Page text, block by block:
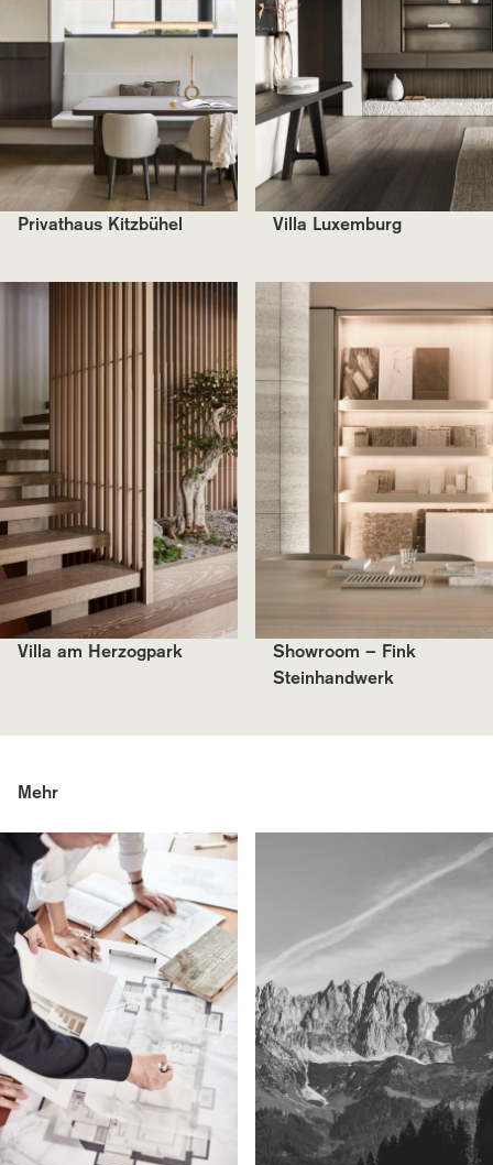
Privathaus Kitzbühel Villa Luxemburg
Villa am Herzogpark
Showroom – Fink
Steinhandwerk
Mehr